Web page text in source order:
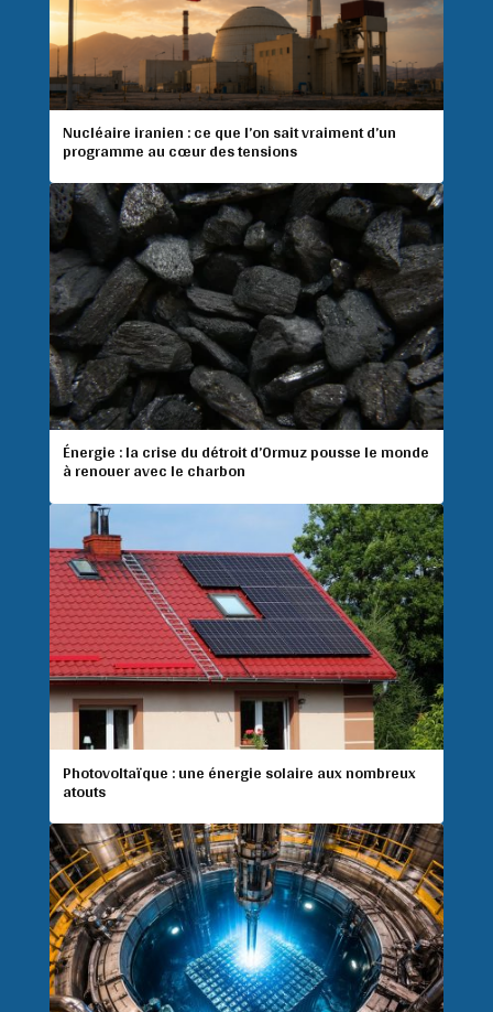
Nucléaire iranien : ce que l’on sait vraiment d’un
programme au cœur des tensions
Énergie : la crise du détroit d’Ormuz pousse le monde
à renouer avec le charbon
Photovoltaïque : une énergie solaire aux nombreux
atouts